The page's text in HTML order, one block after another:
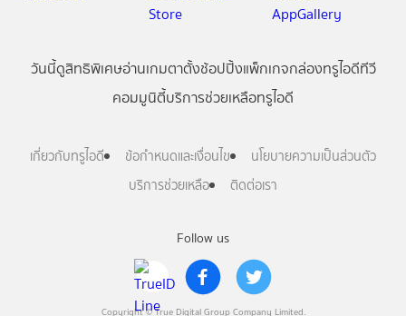
Follow us
Copyright © True Digital Group Company Limited.
วันนี้ดูสิทธิพิเศษอ่านเกมตาตั้งช้อปปิ้งแพ็กเกจกล่องทรูไอดีทีวี
คอมมูนิตี้บริการช่วยเหลือทรูไอดี
เกี่ยวกับทรูไอดี ข้อกำหนดและเงื่อนไข
นโยบายความเป็นส่วนตัว
บริการช่วยเหลือ
ติดต่อเรา